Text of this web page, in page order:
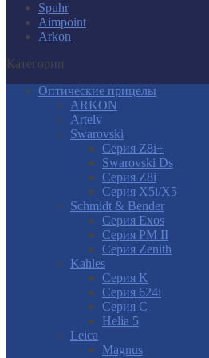
Spuhr
Aimpoint
Arkon
Категории
Оптические прицелы
ARKON
Artelv
Swarovski
Серия Z8i+
Swarovski Ds
Серия Z8i
Серия X5i/X5
Schmidt & Bender
Серия Exos
Серия PM II
Cерия Zenith
Kahles
Серия K
Серия 624i
Серия С
Helia 5
Leica
Magnus